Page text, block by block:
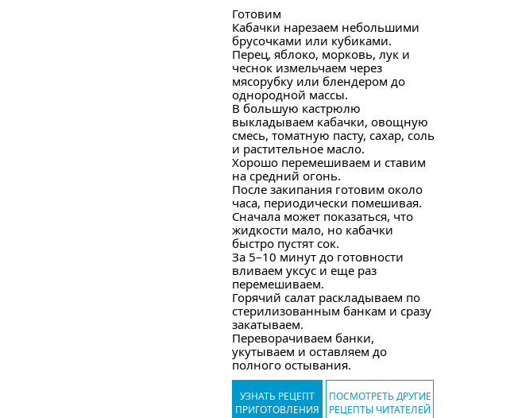
Готовим
Кабачки нарезаем небольшими
брусочками или кубиками.
Перец, яблоко, морковь, лук и
чеснок измельчаем через
мясорубку или блендером до
однородной массы.
В большую кастрюлю
выкладываем кабачки, овощную
смесь, томатную пасту, сахар, соль
и растительное масло.
Хорошо перемешиваем и ставим
на средний огонь.
После закипания готовим около
часа, периодически помешивая.
Сначала может показаться, что
жидкости мало, но кабачки
быстро пустят сок.
За 5–10 минут до готовности
вливаем уксус и еще раз
перемешиваем.
Горячий салат раскладываем по
стерилизованным банкам и сразу
закатываем.
Переворачиваем банки,
укутываем и оставляем до
полного остывания.
УЗНАТЬ РЕЦЕПТ
ПРИГОТОВЛЕНИЯ
ПОСМОТРЕТЬ ДРУГИЕ
РЕЦЕПТЫ ЧИТАТЕЛЕЙ